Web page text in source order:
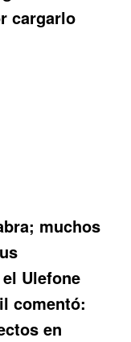
cargarlo
muchos
Ulefone
comentó:
en